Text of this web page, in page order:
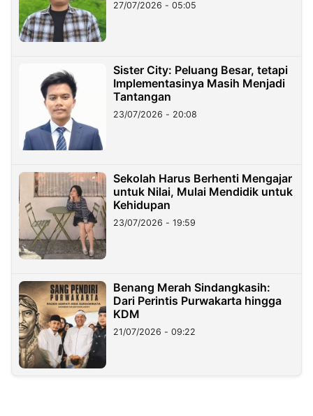
27/07/2026 - 05:05
Sister City: Peluang Besar, tetapi
Implementasinya Masih Menjadi
Tantangan
23/07/2026 - 20:08
Sekolah Harus Berhenti Mengajar
untuk Nilai, Mulai Mendidik untuk
Kehidupan
23/07/2026 - 19:59
Benang Merah Sindangkasih:
Dari Perintis Purwakarta hingga
KDM
21/07/2026 - 09:22